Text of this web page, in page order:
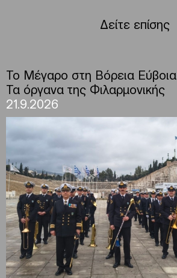
Δείτε επίσης
To Μέγαρο στη Βόρεια Εύβοια
Τα όργανα της Φιλαρμονικής
21.9.2026